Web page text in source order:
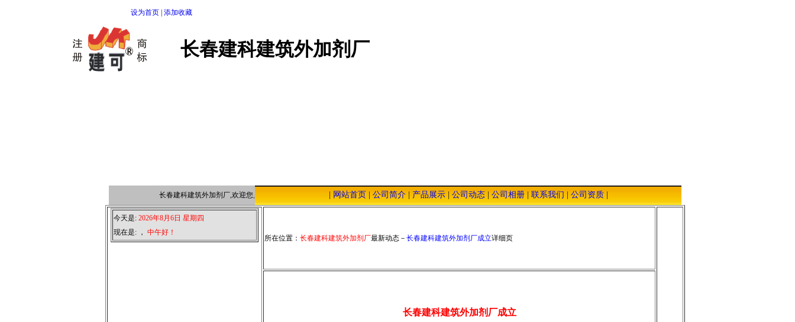
设为首页 添加收藏
长春建科建筑外加剂厂,欢迎您点击本站，我们将以优质的服务，低廉的价格，恭迎您的光临！
网站首页| 公司简介| 产品展示| 公司动态| 公司相册| 联系我们 公司资质|
长春建科建筑外加剂厂
今天是: 2026年8月6日 星期四
现在是: ， 中午好！
所在位置： 长春建科建筑外加剂厂最新动态－ 长春建科建筑外加剂厂成立详细页
长春建科建筑外加剂厂成立